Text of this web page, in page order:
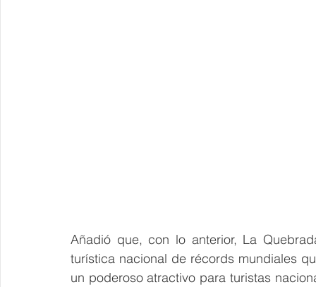
Añadió que, con lo anterior, La
turística nacional de récords mundiales
un poderoso atractivo para turistas